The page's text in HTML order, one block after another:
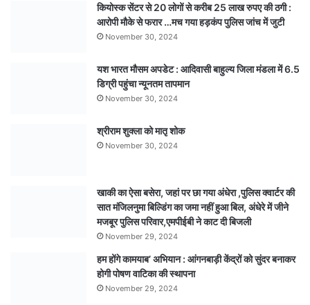
कियोस्क सेंटर से 20 लोगों से करीब 25 लाख रुपए की ठगी :
आरोपी मौके से फरार …मच गया हड़कंप पुलिस जांच में जुटी
November 30, 2024
यश भारत मौसम अपडेट : आदिवासी बाहुल्य जिला मंडला में 6.5
डिग्री पहुंचा न्यूनतम तापमान
November 30, 2024
श्रीराम शुक्ला को मातृ शोक
November 30, 2024
खाकी का ऐसा बसेरा, जहां पर छा गया अंधेरा ,पुलिस क्वार्टर की
सात मंजिलनुमा बिल्डिंग का जमा नहीं हुआ बिल, अंधेरे में जीने
मजबूर पुलिस परिवार,एमपीईबी ने काट दी बिजली
November 29, 2024
हम होंगे कामयाब’ अभियान : आंगनबाड़ी केंद्रों को सुंदर बनाकर
होगी पोषण वाटिका की स्थापना
November 29, 2024